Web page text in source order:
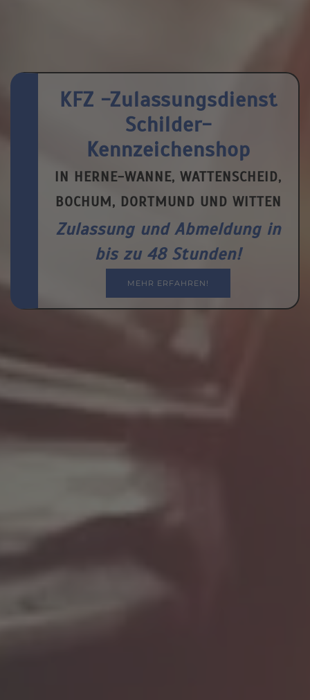
KFZ -Zulassungs­dienst
Schilder-
Kennzeichenshop
IN HERNE-WANNE, WATTENSCHEID,
BOCHUM, DORTMUND UND WITTEN
Zulassung und Abmeldung in
bis zu 48 Stunden!
MEHR ERFAHREN!